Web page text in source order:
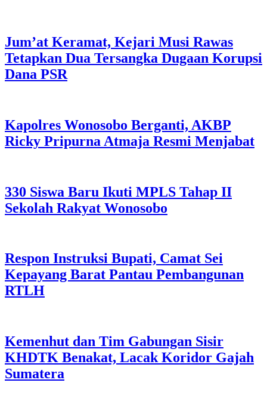
Jum’at Keramat, Kejari Musi Rawas
Tetapkan Dua Tersangka Dugaan Korupsi
Dana PSR
Kapolres Wonosobo Berganti, AKBP
Ricky Pripurna Atmaja Resmi Menjabat
330 Siswa Baru Ikuti MPLS Tahap II
Sekolah Rakyat Wonosobo
Respon Instruksi Bupati, Camat Sei
Kepayang Barat Pantau Pembangunan
RTLH
Kemenhut dan Tim Gabungan Sisir
KHDTK Benakat, Lacak Koridor Gajah
Sumatera